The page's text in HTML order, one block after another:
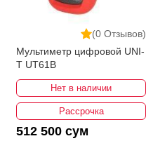
(0 Отзывов)
Мультиметр цифровой UNI-
T UT61B
Нет в наличии
Рассрочка
512 500 сум